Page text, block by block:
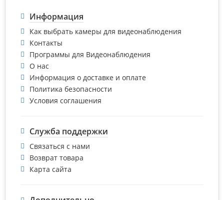
Информация
Как выбрать камеры для видеонаблюдения
Контакты
Программы для Видеонаблюдения
О нас
Информация о доставке и оплате
Политика безопасности
Условия соглашения
Служба поддержки
Связаться с нами
Возврат товара
Карта сайта